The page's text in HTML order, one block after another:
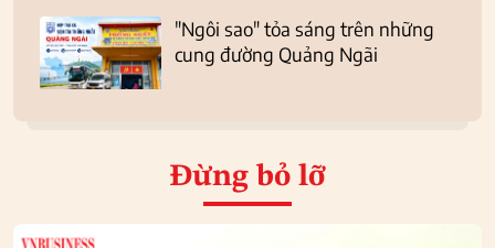
"Ngôi sao" tỏa sáng trên những
cung đường Quảng Ngãi
Đừng bỏ lỡ